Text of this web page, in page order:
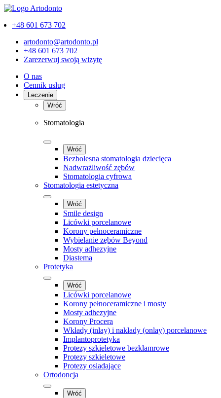
+48 601 673 702
artodonto@artodonto.pl
+48 601 673 702
Zarezerwuj swoją wizytę
O nas
Cennik usług
Leczenie
Wróć
Stomatologia
Wróć
Bezbolesna stomatologia dziecięca
Nadwrażliwość zębów
Stomatologia cyfrowa
Stomatologia estetyczna
Wróć
Smile design
Licówki porcelanowe
Korony pełnoceramiczne
Wybielanie zębów Beyond
Mosty adhezyjne
Diastema
Protetyka
Wróć
Licówki porcelanowe
Korony pełnoceramiczne i mosty
Mosty adhezyjne
Korony Procera
Wkłady (inlay) i nakłady (onlay) porcelanowe
Implantoprotetyka
Protezy szkieletowe bezklamrowe
Protezy szkieletowe
Protezy osiadające
Ortodoncja
Wróć